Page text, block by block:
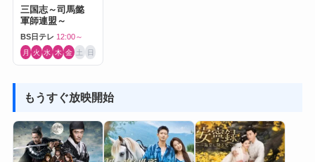
三国志～司馬懿
軍師連盟～
BS日テレ 12:00～
月 火 水 木 金 土 日
もうすぐ放映開始